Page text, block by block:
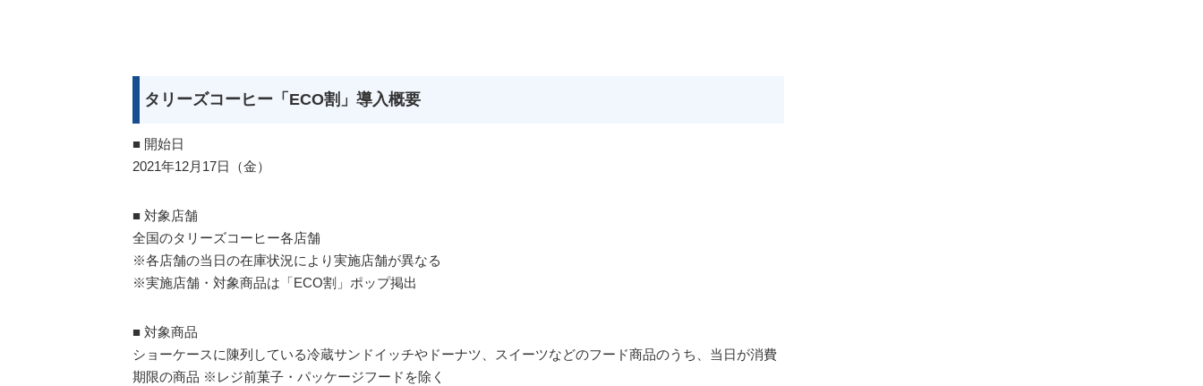
タリーズコーヒー「ECO割」導入概要
■ 開始日
2021年12月17日（金）
■ 対象店舗
全国のタリーズコーヒー各店舗
※各店舗の当日の在庫状況により実施店舗が異なる
※実施店舗・対象商品は「ECO割」ポップ掲出
■ 対象商品
ショーケースに陳列している冷蔵サンドイッチやドーナツ、スイーツなどのフード商品のうち、当日が消費
期限の商品 ※レジ前菓子・パッケージフードを除く